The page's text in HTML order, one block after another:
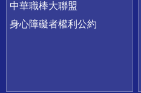
中華職棒大聯盟
身心障礙者權利公約